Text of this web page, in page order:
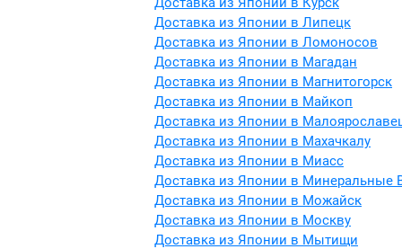
Доставка из Японии в Липецк
Доставка из Японии в Ломоносов
Доставка из Японии в Магадан
Доставка из Японии в Магнитогорск
Доставка из Японии в Майкоп
Доставка из Японии в
Доставка из Японии в Махачкалу
Доставка из Японии в Миасс
Доставка из Японии в Минеральные
Доставка из Японии в Можайск
Доставка из Японии в Москву
Доставка из Японии в Мытищи